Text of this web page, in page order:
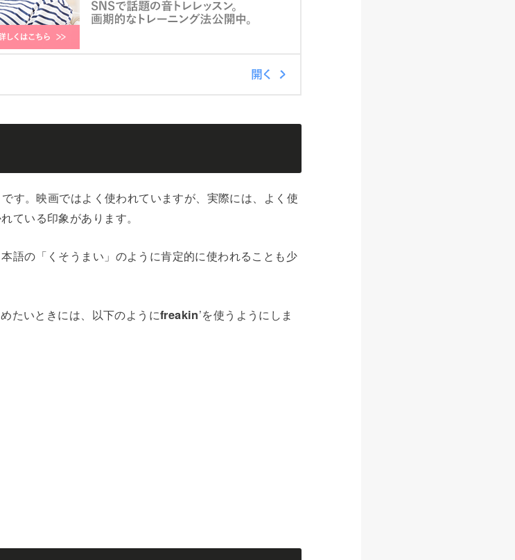
す。映画ではよく使われていますが、実際には、よく使
ている印象があります。
語の「くそうまい」のように肯定的に使われることも少
たいときには、以下のようにfreakin’を使うようにしま